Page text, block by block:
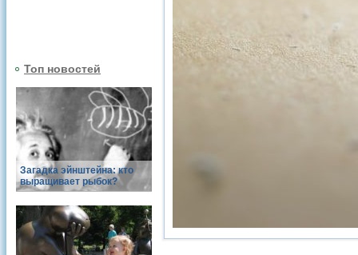
Топ новостей
Загадка эйнштейна: кто
выращивает рыбок?